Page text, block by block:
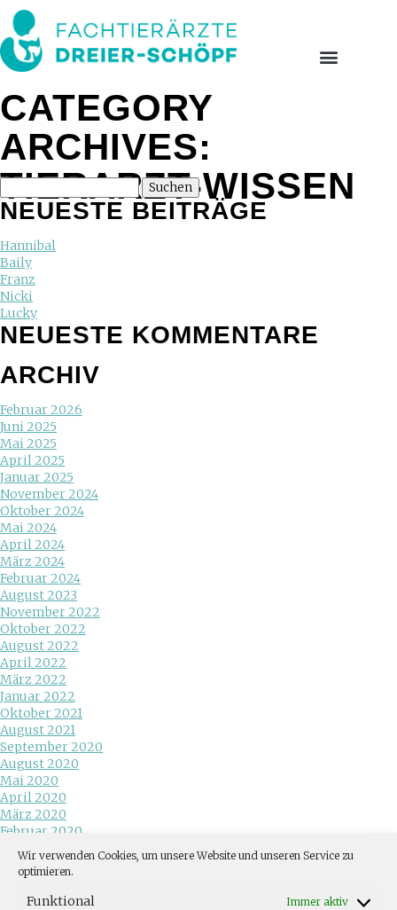
Wir verwenden Cookies, um unsere Website und unseren Service zu
optimieren.
Funktional Immer aktiv
CATEGORY
ARCHIVES:
TIERARZT-WISSEN
NEUESTE BEITRÄGE
Hannibal
Baily
Franz
Nicki
Lucky
NEUESTE KOMMENTARE
ARCHIV
Februar 2026
Juni 2025
Mai 2025
April 2025
Januar 2025
November 2024
Oktober 2024
Mai 2024
April 2024
März 2024
Februar 2024
August 2023
November 2022
Oktober 2022
August 2022
April 2022
März 2022
Januar 2022
Oktober 2021
August 2021
September 2020
August 2020
Mai 2020
April 2020
März 2020
Februar 2020
Juni 2019
Mai 2019
Januar 2019
Dezember 2018